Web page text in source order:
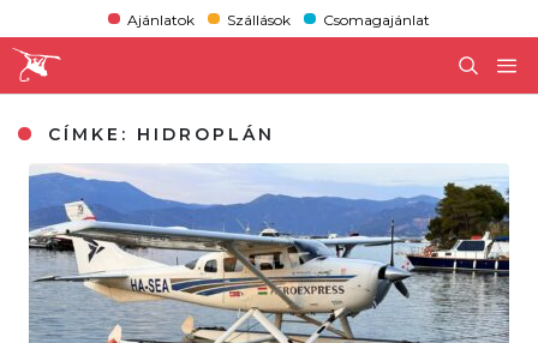
Ajánlatok Szállások Csomagajánlat
CÍMKE: HIDROPLÁN